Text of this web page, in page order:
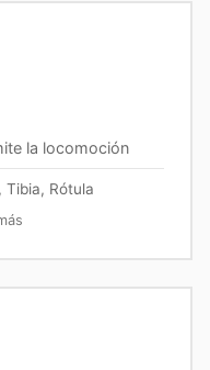
la locomoción
Tibia, Rótula